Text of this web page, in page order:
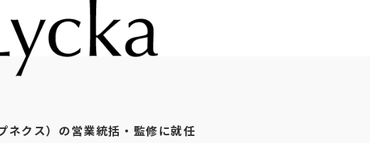
クス）の営業統括・監修に就任